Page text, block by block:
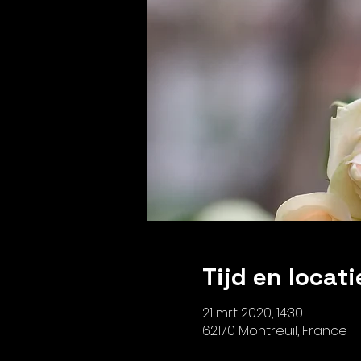
Tijd en
21 mrt 2020, 14:30
62170 Montreuil, France